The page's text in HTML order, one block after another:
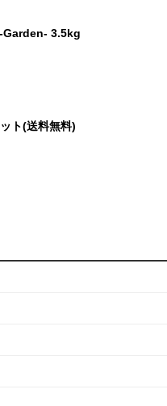
3.5kg
ト(送料無料)